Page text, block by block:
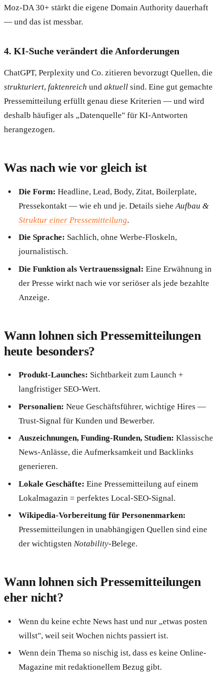
Moz-DA 30+ stärkt die eigene Domain Authority dauerhaft
— und das ist messbar.
4. KI-Suche verändert die Anforderungen
ChatGPT, Perplexity und Co. zitieren bevorzugt Quellen, die
strukturiert, faktenreich und aktuell sind. Eine gut gemachte
Pressemitteilung erfüllt genau diese Kriterien — und wird
deshalb häufiger als „Datenquelle" für KI-Antworten
herangezogen.
Was nach wie vor gleich ist
Die Form: Headline, Lead, Body, Zitat, Boilerplate,
Pressekontakt — wie eh und je. Details sieheAufbau &
Struktur einer Pressemitteilung.
Die Sprache: Sachlich, ohne Werbe-Floskeln,
journalistisch.
Die Funktion als Vertrauenssignal: Eine Erwähnung in
der Presse wirkt nach wie vor seriöser als jede bezahlte
Anzeige.
Wann lohnen sich Pressemitteilungen
heute besonders?
Produkt-Launches: Sichtbarkeit zum Launch +
langfristiger SEO-Wert.
Personalien: Neue Geschäftsführer, wichtige Hires —
Trust-Signal für Kunden und Bewerber.
Auszeichnungen, Funding-Runden, Studien: Klassische
News-Anlässe, die Aufmerksamkeit und Backlinks
generieren.
Lokale Geschäfte: Eine Pressemitteilung auf einem
Lokalmagazin = perfektes Local-SEO-Signal.
Wikipedia-Vorbereitung für Personenmarken:
Pressemitteilungen in unabhängigen Quellen sind eine
der wichtigsten Notability-Belege.
Wann lohnen sich Pressemitteilungen
eher nicht?
Wenn du keine echte News hast und nur „etwas posten
willst", weil seit Wochen nichts passiert ist.
Wenn dein Thema so nischig ist, dass es keine Online-
Magazine mit redaktionellem Bezug gibt.